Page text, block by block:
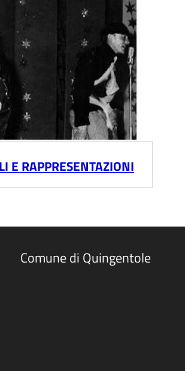
E RAPPRESENTAZIONI
Comune di Quingentole